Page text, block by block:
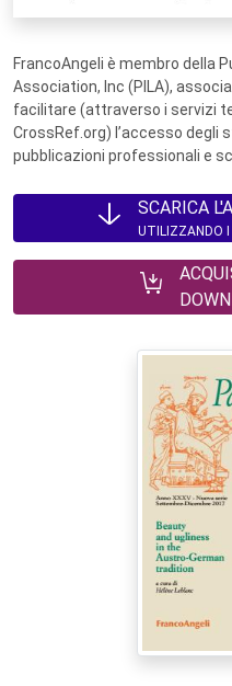
FrancoAngeli è membro della
Association, Inc (PILA),
facilitare (attraverso i servizi
CrossRef.org) l’accesso degli
pubblicazioni professionali e
SCARICA
UTILIZZANDO